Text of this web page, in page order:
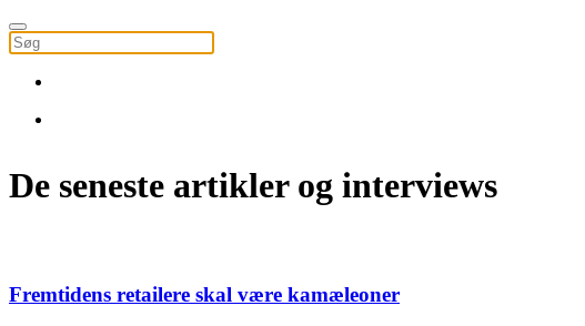
De seneste artikler og interviews
Fremtidens retailere skal være kamæleoner